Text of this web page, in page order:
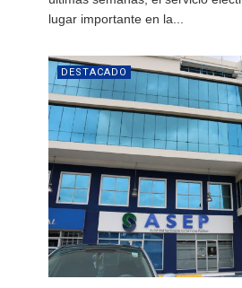
lugar importante en la...
DESTACADO